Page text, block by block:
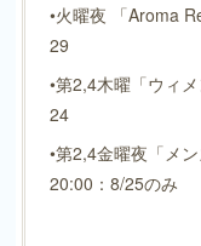
•火曜夜 「Aroma
29
•第2,4木曜「ウィ
24
•第2,4金曜夜「メ
20:00：8/25のみ